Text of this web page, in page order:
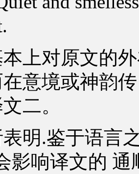
上对原文的
意境或神韵
文二。
表明.鉴于语言
影响译文的